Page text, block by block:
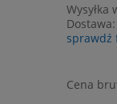
Wysyłka
Dostawa:
sprawdź
Cena